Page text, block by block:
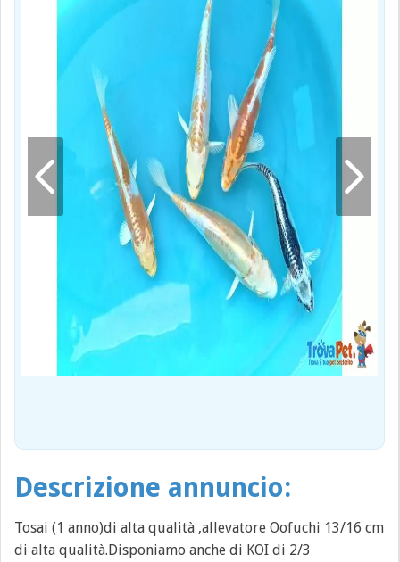
Descrizione annuncio:
Tosai (1 anno)di alta qualità ,allevatore Oofuchi 13/16 cm
di alta qualità.Disponiamo anche di KOI di 2/3